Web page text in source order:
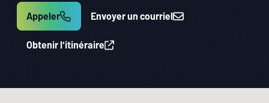
Propriétaires d’atelier
ENAppeler Envoyer un courriel
Obtenir l'itinéraire